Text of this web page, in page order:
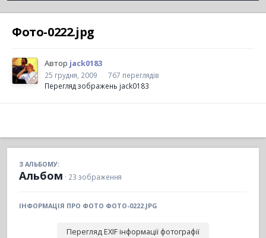
Фото-0222.jpg
Автор jack0183
25 грудня, 2009
767 переглядів
Перегляд зображень jack0183
З АЛЬБОМУ:
Альбом · 23 зображення
ІНФОРМАЦІЯ ПРО ФОТО ФОТО-0222.JPG
Перегляд EXIF інформації фотографії